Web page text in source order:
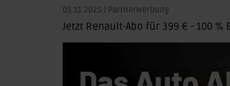
05.11.2025 | Partnerwerbung
Jetzt Renault-Abo für 399 € - 100 %